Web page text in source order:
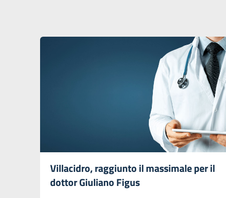
Villacidro, raggiunto il massimale per il
dottor Giuliano Figus